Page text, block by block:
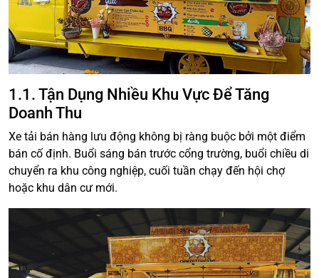
1.1. Tận Dụng Nhiều Khu Vực Để Tăng
Doanh Thu
Xe tải bán hàng lưu động không bị ràng buộc bởi một điểm
bán cố định. Buổi sáng bán trước cổng trường, buổi chiều di
chuyển ra khu công nghiệp, cuối tuần chạy đến hội chợ
hoặc khu dân cư mới.